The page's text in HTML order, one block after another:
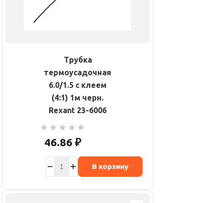
Трубка
термоусадочная
6.0/1.5 с клеем
(4:1) 1м черн.
Rexant 23-6006
46.86 ₽
В корзину